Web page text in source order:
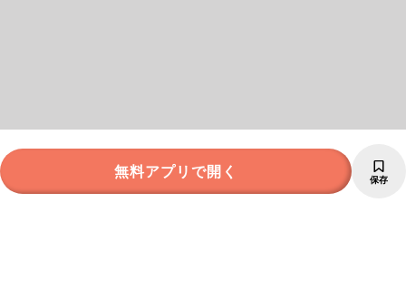
無料アプリで開く 保存